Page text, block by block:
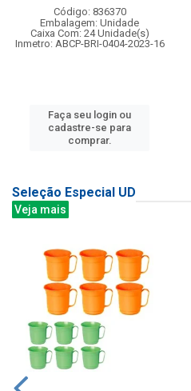
Código: 836370
Embalagem: Unidade
Caixa Com: 24 Unidade(s)
Inmetro: ABCP-BRI-0404-2023-16
Faça seu login ou
cadastre-se para
comprar.
Seleção Especial UD
Veja mais